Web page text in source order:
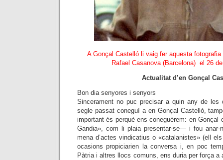
A Gonçal Castelló li vaig fer aquesta
Rafael Casanova (Barcelona) el 26
Actualitat d’en Gonçal
Bon dia senyores i senyors
Sincerament no puc precisar a quin any de les
segle passat coneguí a en Gonçal Castelló,
important és perquè ens coneguérem: en
Gandia», com li plaia presentar-se— i fou
mena d’actes vindicatius o «catalanistes» (ell
ocasions propiciarien la conversa i, en poc
Pàtria i altres llocs comuns, ens duria per força a